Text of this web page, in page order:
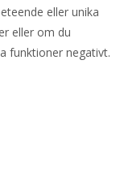
eller unika
eller om du
funktioner negativt.